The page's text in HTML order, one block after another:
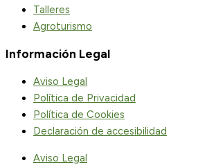
Talleres
Agroturismo
Información Legal
Aviso Legal
Política de Privacidad
Política de Cookies
Declaración de accesibilidad
Aviso Legal